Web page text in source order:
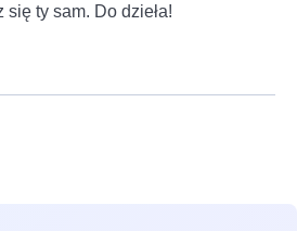
ty sam. Do dzieła!